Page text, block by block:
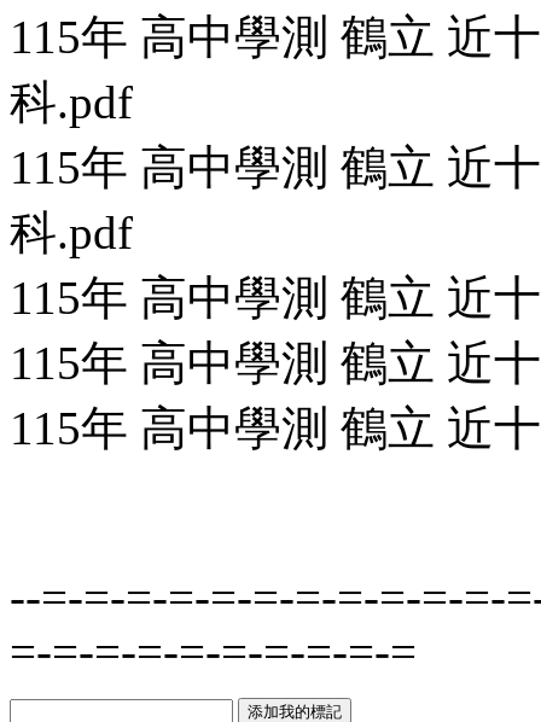
115年 高中學測 鶴立 近
科.pdf
115年 高中學測 鶴立 近
科.pdf
115年 高中學測 鶴立 近
115年 高中學測 鶴立 近
115年 高中學測 鶴立 近
--=-=-=-=-=-=-=-=-=-=-=-
=-=-=-=-=-=-=-=-=-=